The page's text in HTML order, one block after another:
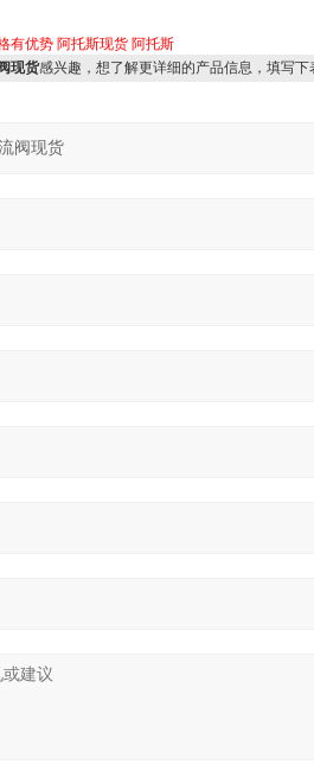
有优势 阿托斯现货 阿托斯
现货感兴趣，想了解更详细的产品信息，填写下